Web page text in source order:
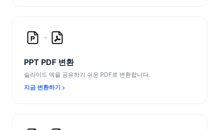
PPT PDF 변환
슬라이드 덱을 공유하기 쉬운 PDF로 변환합니다.
지금 변환하기